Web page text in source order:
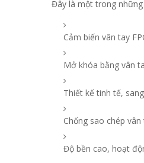
Đây là một trong
Cảm biến vân tay
Mở khóa bằng vân
Thiết kế tinh tế,
Chống sao chép
Độ bền cao, hoạt